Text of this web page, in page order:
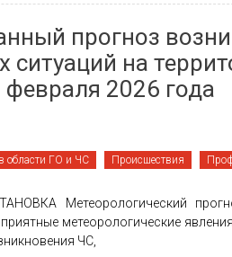
прогноз
ситуаций на
февраля 2026 года
области ГО и ЧС Проиcшествия
Метеорологический
метеорологические
ЧС,